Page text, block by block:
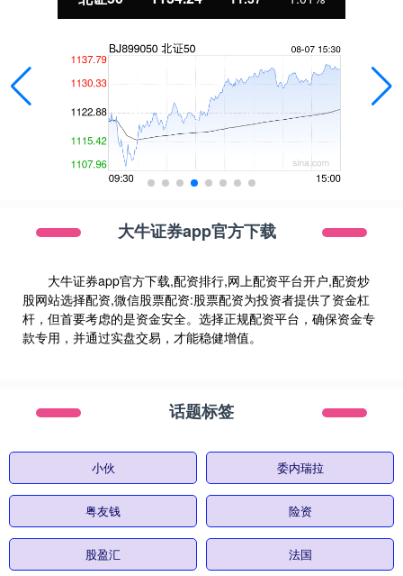
大牛证券app官方下载
大牛证券app官方下载,配资排行,网上配资平台开户,配资炒
股网站选择配资,微信股票配资:股票配资为投资者提供了资金杠
杆，但首要考虑的是资金安全。选择正规配资平台，确保资金专
款专用，并通过实盘交易，才能稳健增值。
话题标签
小伙 委内瑞拉
粤友钱 险资
股盈汇 法国